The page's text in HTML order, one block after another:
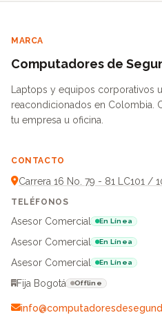
MARCA
Computadores de
Laptops y equipos corporativos
reacondicionados en Colombia.
tu empresa u oficina.
CONTACTO
Carrera 16 No. 79 - 81 LC101 /
TELÉFONOS
Asesor Comercial En Línea
Asesor Comercial
En Línea
Asesor Comercial
En Línea
Fija Bogotá
Offline